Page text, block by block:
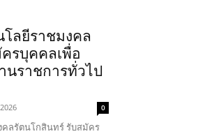
ลยีราชมงคล
รบุคคลเพื่อ
นราชการทั่วไป
0
ลรัตนโกสินทร์ รับสมัคร